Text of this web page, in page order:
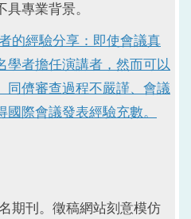
專業背景。
的經驗分享：即使會議真
學者擔任演講者，然而可以
同儕審查過程不嚴謹、會議
際會議發表經驗充數。
期刊。徵稿網站刻意模仿